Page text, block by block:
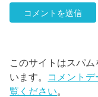
このサイトはスパ
います。 コメント
覧ください。